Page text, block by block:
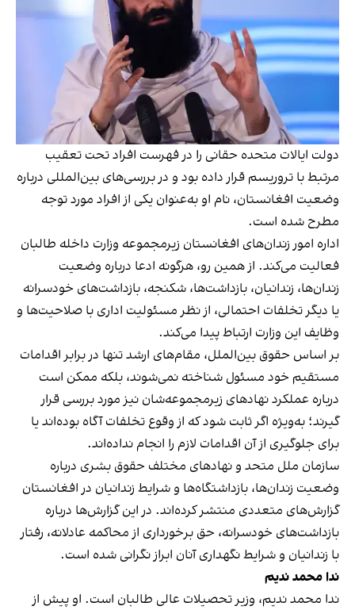
دولت ایالات متحده حقانی را در فهرست افراد تحت تعقیب
مرتبط با تروریسم قرار داده بود و در بررسی‌های بین‌المللی درباره
وضعیت افغانستان، نام او به‌عنوان یکی از افراد مورد توجه
مطرح شده است.
اداره امور زندان‌های افغانستان زیرمجموعه وزارت داخله طالبان
فعالیت می‌کند. از همین رو، هرگونه ادعا درباره وضعیت
زندان‌ها، زندانیان، بازداشت‌ها، شکنجه، بازداشت‌های خودسرانه
یا دیگر تخلفات احتمالی، از نظر مسئولیت اداری با صلاحیت‌ها و
وظایف این وزارت ارتباط پیدا می‌کند.
بر اساس حقوق بین‌الملل، مقام‌های ارشد تنها در برابر اقدامات
مستقیم خود مسئول شناخته نمی‌شوند، بلکه ممکن است
درباره عملکرد نهادهای زیرمجموعه‌شان نیز مورد بررسی قرار
گیرند؛ به‌ویژه اگر ثابت شود که از وقوع تخلفات آگاه بوده‌اند یا
برای جلوگیری از آن اقدامات لازم را انجام نداده‌اند.
سازمان ملل متحد و نهادهای مختلف حقوق بشری درباره
وضعیت زندان‌ها، بازداشتگاه‌ها و شرایط زندانیان در افغانستان
گزارش‌های متعددی منتشر کرده‌اند. در این گزارش‌ها درباره
بازداشت‌های خودسرانه، حق برخورداری از محاکمه عادلانه، رفتار
با زندانیان و شرایط نگهداری آنان ابراز نگرانی شده است.
ندا محمد ندیم
ندا محمد ندیم، وزیر تحصیلات عالی طالبان است. او پیش از